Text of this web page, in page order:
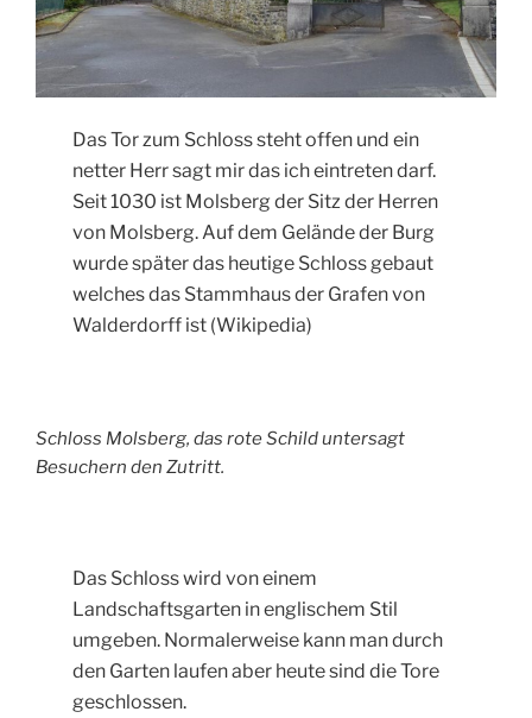
Das Tor zum Schloss steht offen und ein
netter Herr sagt mir das ich eintreten darf.
Seit 1030 ist Molsberg der Sitz der Herren
von Molsberg. Auf dem Gelände der Burg
wurde später das heutige Schloss gebaut
welches das Stammhaus der Grafen von
Walderdorff ist (Wikipedia)
Schloss Molsberg, das rote Schild untersagt
Besuchern den Zutritt.
Das Schloss wird von einem
Landschaftsgarten in englischem Stil
umgeben. Normalerweise kann man durch
den Garten laufen aber heute sind die Tore
geschlossen.